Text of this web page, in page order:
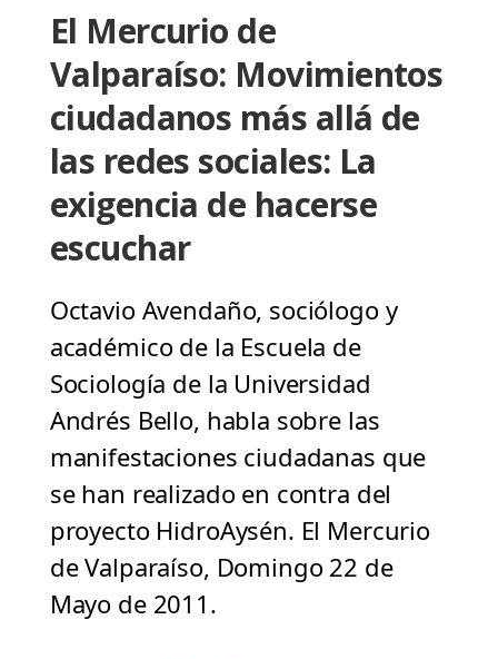
El Mercurio de
Valparaíso: Movimientos
ciudadanos más allá de
las redes sociales: La
exigencia de hacerse
escuchar
Octavio Avendaño, sociólogo y
académico de la Escuela de
Sociología de la Universidad
Andrés Bello, habla sobre las
manifestaciones ciudadanas que
se han realizado en contra del
proyecto HidroAysén. El Mercurio
de Valparaíso, Domingo 22 de
Mayo de 2011.